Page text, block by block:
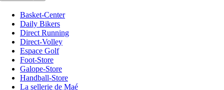
Basket-Center
Daily Bikers
Direct Running
Direct-Volley
Espace Golf
Foot-Store
Galope-Store
Handball-Store
La sellerie de Maé